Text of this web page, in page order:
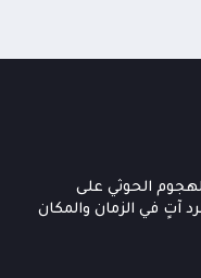
الحوثي على
آتٍ في الزمان والمكان